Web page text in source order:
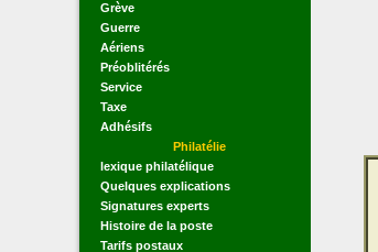
Grève
Guerre
Aériens
Préoblitérés
Service
Taxe
Adhésifs
Philatélie
lexique philatélique
Quelques explications
Signatures experts
Histoire de la poste
Tarifs postaux